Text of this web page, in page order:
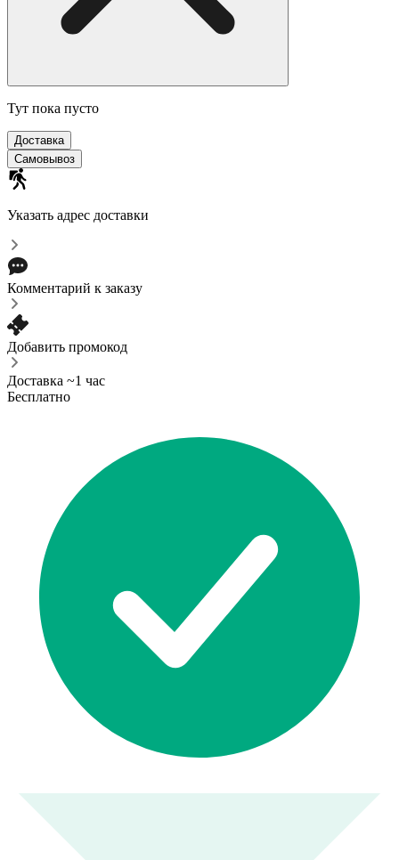
Тут пока пусто
Доставка
Самовывоз
Указать адрес доставки
Комментарий к заказу
Добавить промокод
Доставка ~1 час
Бесплатно